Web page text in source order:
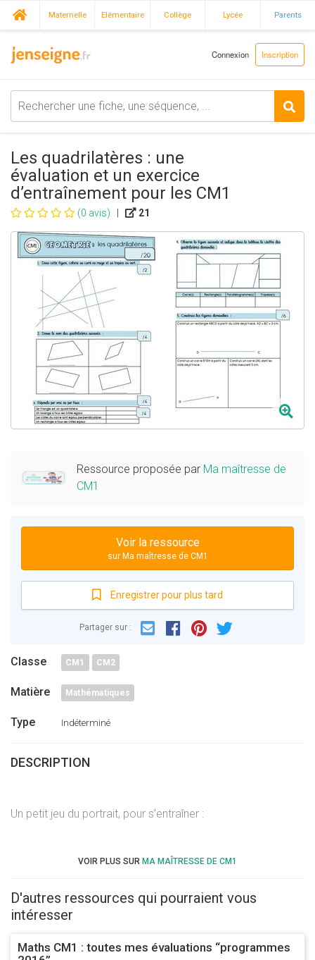
Maternelle Elémentaire Collège Lycée Parents
Connexion Inscription
Les quadrilatères : une
évaluation et un exercice
d’entraînement pour les CM1
(0 avis) 21
Classe CM1 CM2
Matière Mathématiques
Type Indéterminé
Voir la ressource
sur Ma maîtresse de CM1
Enregistrer pour plus tard
Partager sur : EmailFacebook
Pinterest
Ressource proposée par Ma maîtresse de
CM1
DESCRIPTION
Un petit jeu du portrait, pour s’entraîner :
VOIR PLUS SUR MA MAÎTRESSE DE CM1
D'autres ressources qui pourraient vous
intéresser
Maths CM1 : toutes mes évaluations “programmes